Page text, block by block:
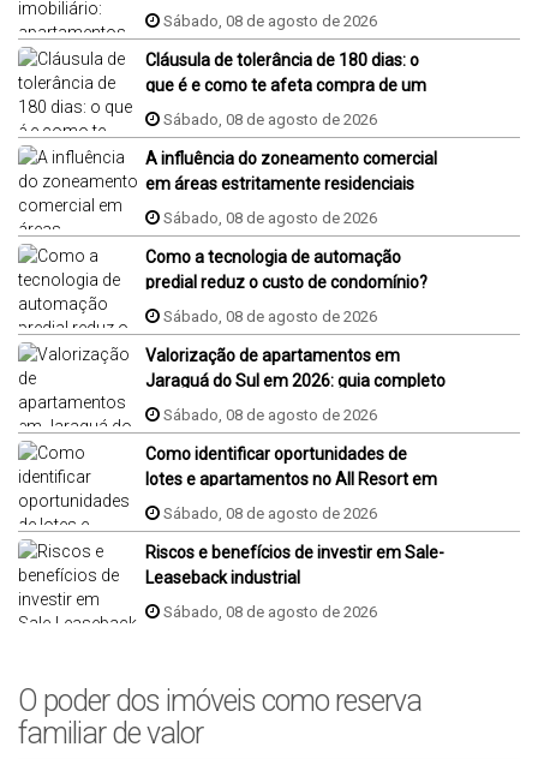
Jaraguá do Sul, Florianópolis e Piçarras
Sábado, 08 de agosto de 2026
Cláusula de tolerância de 180 dias: o
que é e como te afeta compra de um
imóvel na planta?
Sábado, 08 de agosto de 2026
A influência do zoneamento comercial
em áreas estritamente residenciais
Sábado, 08 de agosto de 2026
Como a tecnologia de automação
predial reduz o custo de condomínio?
Sábado, 08 de agosto de 2026
Valorização de apartamentos em
Jaraguá do Sul em 2026: guia completo
Sábado, 08 de agosto de 2026
Como identificar oportunidades de
lotes e apartamentos no All Resort em
Porto Belo?
Sábado, 08 de agosto de 2026
Riscos e benefícios de investir em Sale-
Leaseback industrial
Sábado, 08 de agosto de 2026
O poder dos imóveis como reserva
familiar de valor